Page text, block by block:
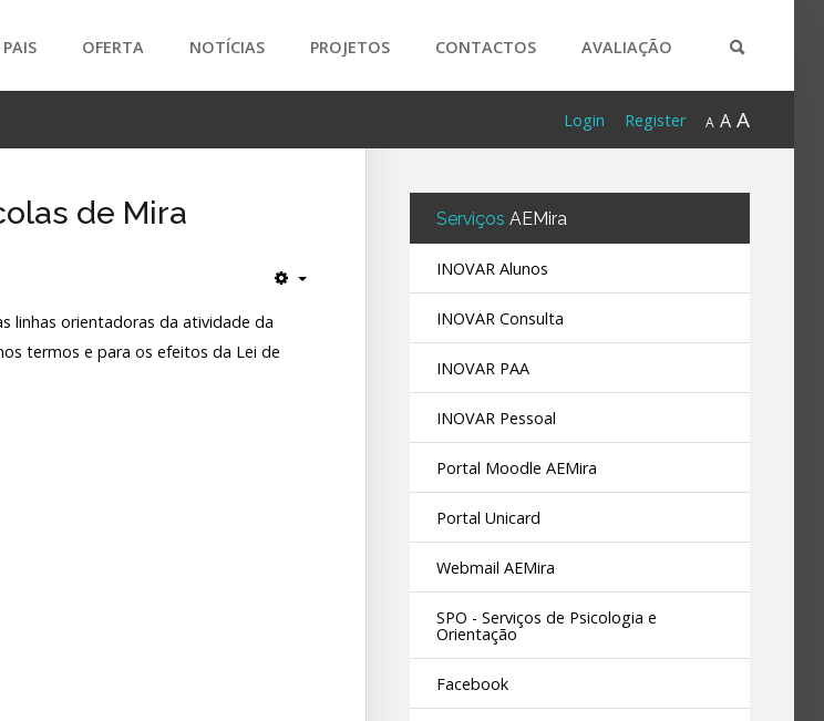
OFERTA NOTÍCIAS PROJETOS CONTACTOS AVALIAÇÃO
A A A
Register
Login
de Mira
linhas orientadoras da atividade da
termos e para os efeitos da Lei de
ServiçosAEMira
INOVAR Alunos
INOVAR Consulta
INOVAR PAA
INOVAR Pessoal
Portal Moodle AEMira
Portal Unicard
Webmail AEMira
SPO - Serviços de Psicologia e
Orientação
Facebook